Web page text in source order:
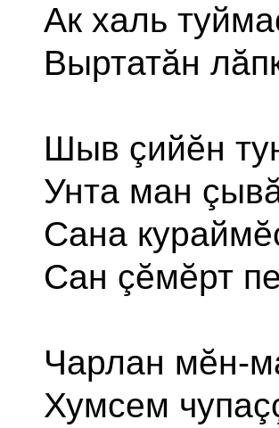
Ак халь
Выртатăн
Шыв çийĕн
Унта ман
Сана
Сан çĕмĕрт
Чарлан мĕн-
Хумсем